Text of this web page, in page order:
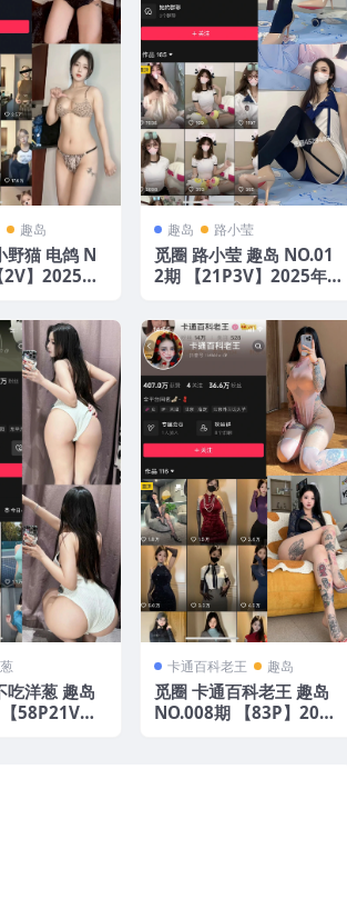
趣岛
野猫 电鸽 N
】2025年
趣岛 路小莹
觅圈 路小莹 趣岛 NO.01
2期 【21P3V】2025年
吃洋葱 趣岛
58P21V】2
卡通百科老王 趣岛
觅圈 卡通百科老王 趣岛
NO.008期 【83P】2025